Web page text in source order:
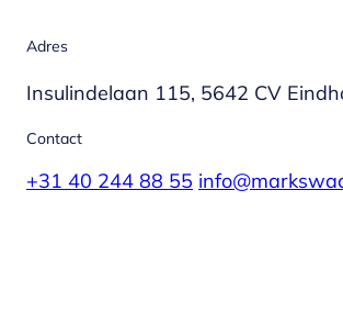
Adres
Insulindelaan 115, 5642 CV
Contact
+31 40 244 88 55